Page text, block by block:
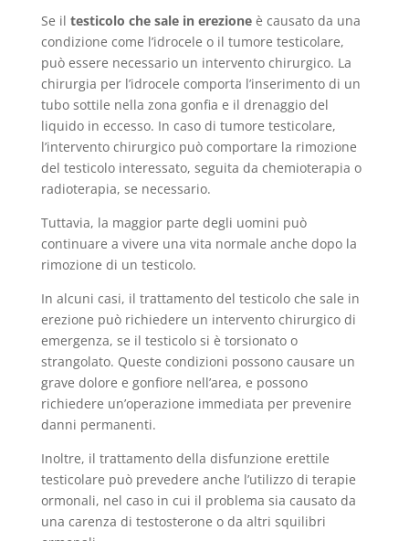
Se il testicolo che sale in erezioneè causato da una
condizione come l’idrocele o il tumore testicolare,
può essere necessario un intervento chirurgico. La
chirurgia per l’idrocele comporta l’inserimento di un
tubo sottile nella zona gonfia e il drenaggio del
liquido in eccesso. In caso di tumore testicolare,
l’intervento chirurgico può comportare la rimozione
del testicolo interessato, seguita da chemioterapia o
radioterapia, se necessario.
Tuttavia, la maggior parte degli uomini può
continuare a vivere una vita normale anche dopo la
rimozione di un testicolo.
In alcuni casi, il trattamento del testicolo che sale in
erezione può richiedere un intervento chirurgico di
emergenza, se il testicolo si è torsionato o
strangolato. Queste condizioni possono causare un
grave dolore e gonfiore nell’area, e possono
richiedere un’operazione immediata per prevenire
danni permanenti.
Inoltre, il trattamento della disfunzione erettile
testicolare può prevedere anche l’utilizzo di terapie
ormonali, nel caso in cui il problema sia causato da
una carenza di testosterone o da altri squilibri